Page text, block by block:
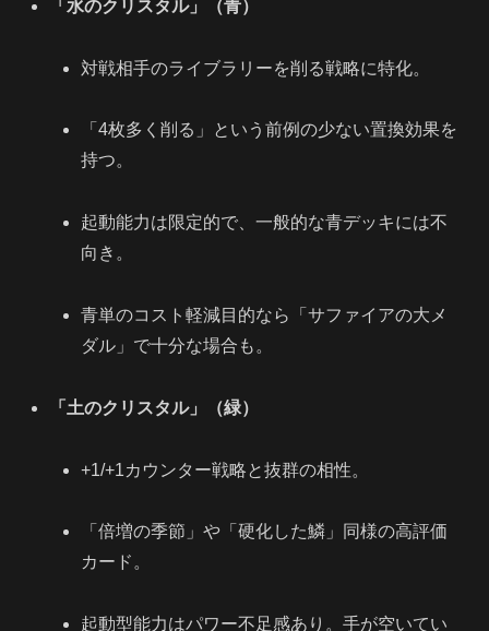
「水のクリスタル」（青）
対戦相手のライブラリーを削る戦略に特化。
「4枚多く削る」という前例の少ない置換効果を
持つ。
起動能力は限定的で、一般的な青デッキには不
向き。
青単のコスト軽減目的なら「サファイアの大メ
ダル」で十分な場合も。
「土のクリスタル」（緑）
+1/+1カウンター戦略と抜群の相性。
「倍増の季節」や「硬化した鱗」同様の高評価
カード。
起動型能力はパワー不足感あり。手が空いてい